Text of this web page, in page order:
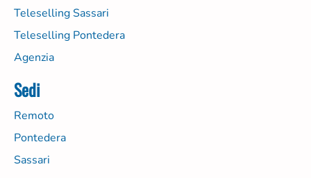
Teleselling Sassari
Teleselling Pontedera
Agenzia
Sedi
Remoto
Pontedera
Sassari